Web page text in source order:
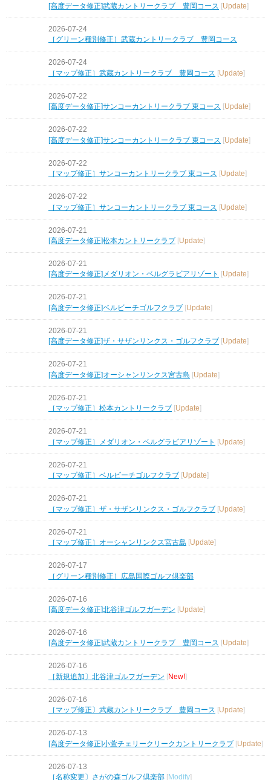
[高度データ修正]武蔵カントリークラブ 豊岡コース [Update]
2026-07-24
［グリーン種別修正］武蔵カントリークラブ 豊岡コース
2026-07-24
［マップ修正］武蔵カントリークラブ 豊岡コース [Update]
2026-07-22
[高度データ修正]サンコーカントリークラブ 東コース [Update]
2026-07-22
[高度データ修正]サンコーカントリークラブ 東コース [Update]
2026-07-22
［マップ修正］サンコーカントリークラブ 東コース [Update]
2026-07-22
［マップ修正］サンコーカントリークラブ 東コース [Update]
2026-07-21
[高度データ修正]松本カントリークラブ [Update]
2026-07-21
[高度データ修正]メダリオン・ベルグラビアリゾート
Update
2026-07-21
[高度データ修正]ベルビーチゴルフクラブ [Update]
2026-07-21
[高度データ修正]ザ・サザンリンクス・ゴルフクラブ
Update
2026-07-21
[高度データ修正]オーシャンリンクス宮古島 [Update]
2026-07-21
［マップ修正］松本カントリークラブ
Update
2026-07-21
［マップ修正］メダリオン・ベルグラビアリゾート
[Update]
2026-07-21
［マップ修正］ベルビーチゴルフクラブ [Update]
2026-07-21
［マップ修正］ザ・サザンリンクス・ゴルフクラブ [Update]
2026-07-21
［マップ修正］オーシャンリンクス宮古島 [Update]
2026-07-17
［グリーン種別修正］広島国際ゴルフ倶楽部
2026-07-16
[高度データ修正]北谷津ゴルフガーデン [Update]
2026-07-16
[高度データ修正]武蔵カントリークラブ 豊岡コース
Update
2026-07-16
［新規追加〕北谷津ゴルフガーデン [New!]
2026-07-16
［マップ修正〕武蔵カントリークラブ 豊岡コース
Update
2026-07-13
[高度データ修正]小萱チェリークリークカントリークラブ [Update]
2026-07-13
［名称変更〕さがの森ゴルフ倶楽部
Modify